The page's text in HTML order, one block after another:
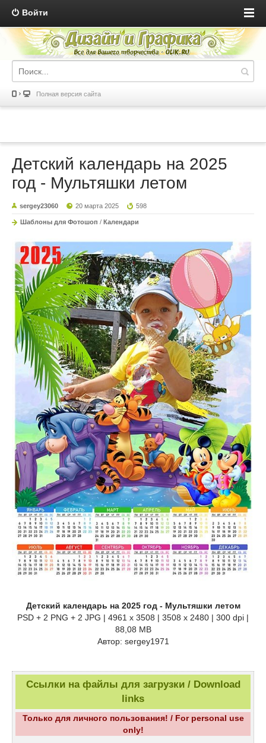
Войти
Полная версия сайта
Детский календарь на 2025
год - Мультяшки летом
sergey23060 20 марта 2025 598
Шаблоны для Фотошоп / Календари
Детский календарь на 2025 год - Мультяшки летом
PSD + 2 PNG + 2 JPG | 4961 x 3508 | 3508 x 2480 | 300 dpi |
88,08 MB
Автор: sergey1971
Ссылки на файлы для загрузки / Download
links
Только для личного пользования! / For personal use
only!